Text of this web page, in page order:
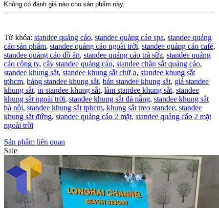
Không có đánh giá nào cho sản phẩm này.
Từ khóa: standee quảng cáo, standee quảng cáo spa, standee quảng
cáo sản phẩm, standee quảng cáo ngoài trời, standee quảng cáo café,
standee quảng cáo đồ ăn, standee quảng cáo trà sữa, standee quảng
cáo công ty, cây standee quảng cáo, standee chân sắt quảng cáo,
standee khung sắt, standee khung sắt chữ a, standee khung sắt
tphcm, bảng standee khung sắt, bán standee khung sắt, giá standee
khung sắt, in standee khung sắt, làm standee khung sắt, standee
khung sắt ngoài trời, standee khung sắt đà nẵng, standee khung sắt
hà nội, standee khung sắt tphcm, khung sắt treo standee, standee
khung sắt đứng, standee quảng cáo 2 mặt, standee quảng cáo 2 mặt
ngoài trời
Sản phẩm liên quan
Sale